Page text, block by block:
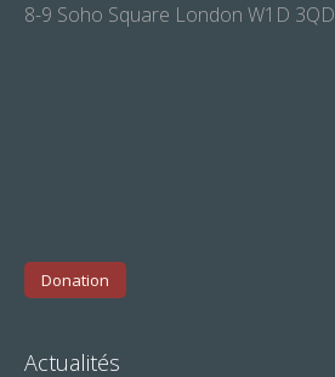
8-9 Soho Square London W1D 3QD
Donation
Actualités